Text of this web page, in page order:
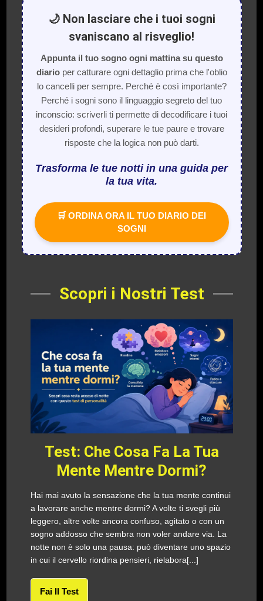
🌙 Non lasciare che i tuoi sogni
svaniscano al risveglio!
Appunta il tuo sogno ogni mattina su questo
diarioper catturare ogni dettaglio prima che l'oblio
lo cancelli per sempre. Perché è così importante?
Perché i sogni sono il linguaggio segreto del tuo
inconscio: scriverli ti permette di decodificare i tuoi
desideri profondi, superare le tue paure e trovare
risposte che la logica non può darti.
Trasforma le tue notti in una guida per
la tua vita.
🛒 ORDINA ORA IL TUO DIARIO DEI
SOGNI
Scopri i Nostri Test
Test: Che Cosa Fa La Tua
Mente Mentre Dormi?
Hai mai avuto la sensazione che la tua mente continui
a lavorare anche mentre dormi? A volte ti svegli più
leggero, altre volte ancora confuso, agitato o con un
sogno addosso che sembra non voler andare via. La
notte non è solo una pausa: può diventare uno spazio
in cui il cervello riordina pensieri, rielabora[...]
Fai Il Test